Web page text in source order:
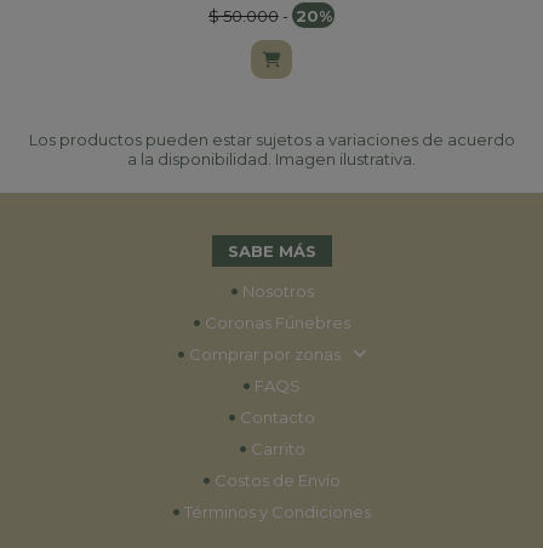
$ 50.000- 20%
Los productos pueden estar sujetos a variaciones de acuerdo
a la disponibilidad. Imagen ilustrativa.
SABE MÁS
• Nosotros
• Coronas Fúnebres
• Comprar por zonas
• FAQS
• Contacto
• Carrito
• Costos de Envío
• Términos y Condiciones